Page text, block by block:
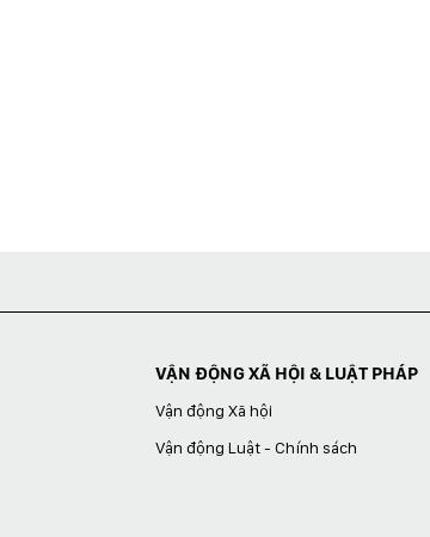
VẬN ĐỘNG XÃ HỘI & LUẬT PHÁP
Vận động Xã hội
Vận động Luật - Chính sách